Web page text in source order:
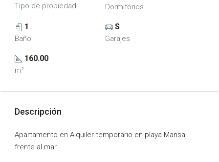
Tipo de propiedad Dormitorios
1
Baño
S
Garajes
160.00
m²
Descripción
Apartamento en Alquiler temporario en playa Mansa,
frente al mar.